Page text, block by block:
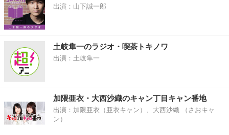
出演：山下誠一郎
土岐隼一のラジオ・喫茶トキノワ
出演：土岐隼一
加隈亜衣・大西沙織のキャン丁目キャン番地
出演：加隈亜衣（亜衣キャン）、大西沙織 （さおキャ
ン）